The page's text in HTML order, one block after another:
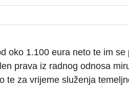
oko 1.100 eura neto te im
prava iz radnog odnosa
te za vrijeme služenja